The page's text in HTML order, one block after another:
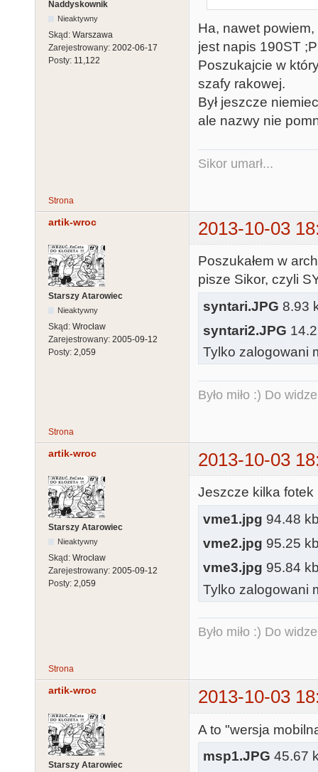
Naddyskownik
Nieaktywny
Skąd: Warszawa
Zarejestrowany: 2002-06-17
Posty: 11,122
Ha, nawet
jest napis 190ST ;P
Poszukajcie w
szafy rakowej.
Był jeszcze
ale nazwy nie
Sikor umarł...
Strona
artik-wroc 2013-10-03
Starszy Atarowiec
Nieaktywny
Skąd: Wrocław
Zarejestrowany: 2005-09-12
Posty: 2,059
Poszukałem w
pisze Sikor, czyli
syntari.JPG 8.93
syntari2.JPG
Tylko zalogowani
Było miło :) Do
Strona
artik-wroc 2013-10-03
Starszy Atarowiec
Nieaktywny
Skąd: Wrocław
Zarejestrowany: 2005-09-12
Posty: 2,059
Jeszcze kilka fotek
vme1.jpg 94.48
vme2.jpg 95.25
vme3.jpg 95.84
Tylko zalogowani
Było miło :) Do
Strona
artik-wroc 2013-10-03
Starszy Atarowiec
A to "wersja
msp1.JPG 45.67